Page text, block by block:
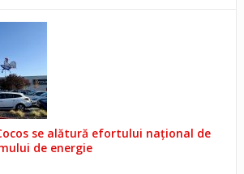
se alătură efortului național de
de energie